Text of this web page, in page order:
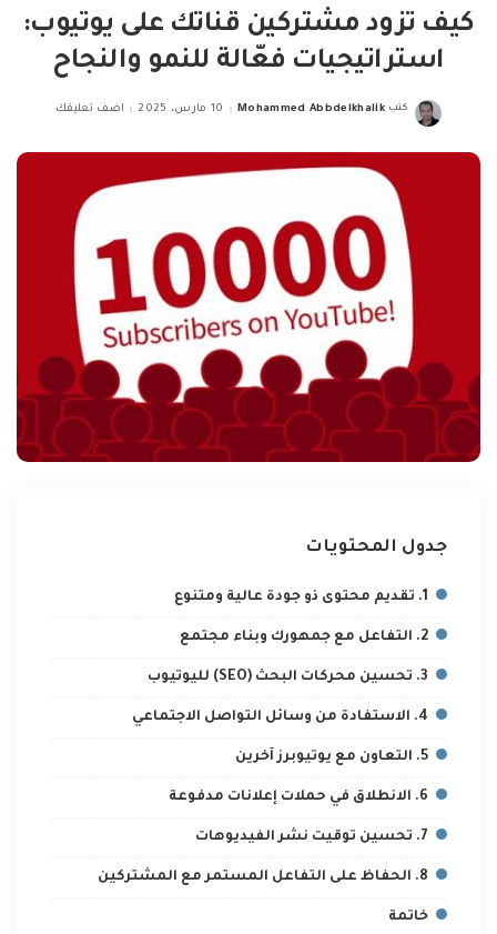
كيف تزود مشتركين قناتك على يوتيوب:
استراتيجيات فعّالة للنمو والنجاح
Posted
كتب Mohammed Abbdelkhalik 10 مارس، 2025 اضف تعليقك
جدول المحتويات
1. تقديم محتوى ذو جودة عالية ومتنوع
2. التفاعل مع جمهورك وبناء مجتمع
3. تحسين محركات البحث (SEO) لليوتيوب
4. الاستفادة من وسائل التواصل الاجتماعي
5. التعاون مع يوتيوبرز آخرين
6. الانطلاق في حملات إعلانات مدفوعة
7. تحسين توقيت نشر الفيديوهات
8. الحفاظ على التفاعل المستمر مع المشتركين
خاتمة